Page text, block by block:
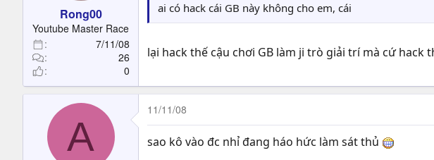
Rong00
Youtube Master Race
7/11/08
26
0
ai có hack cái GB này không cho em, cái
lại hack thế cậu chơi GB làm ji trò giải trí mà cứ hack
A
11/11/08
sao kô vào đc nhỉ đang háo hức làm sát thủ